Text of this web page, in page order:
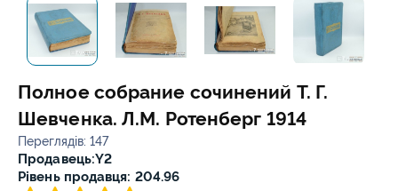
Полное собрание сочинений Т. Г.
Шевченка. Л.М. Ротенберг 1914
Переглядів: 147
Продавець:Y2
Рівень продавця: 204.96